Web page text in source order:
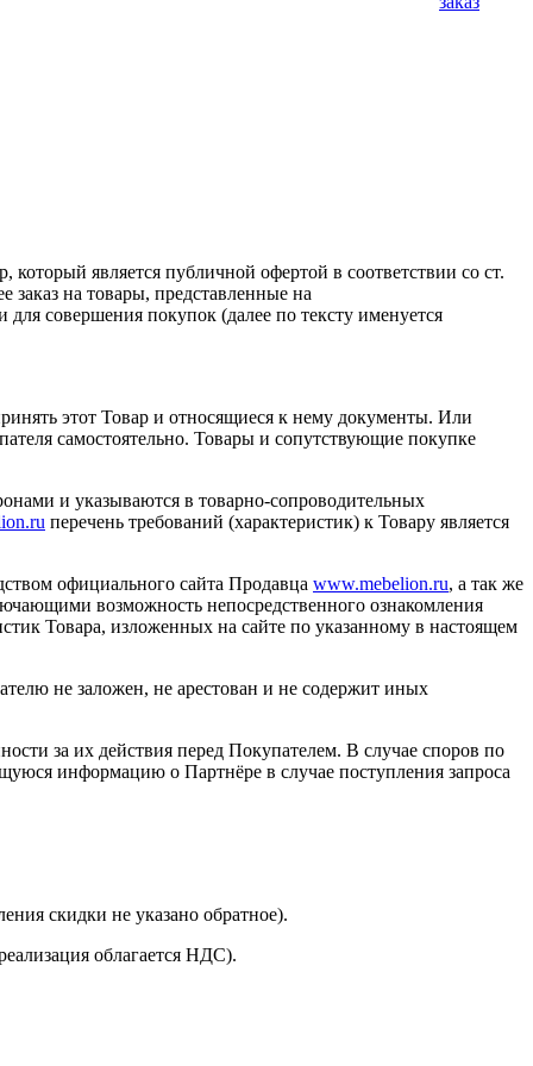
является публичной офертой в соответствии со ст.
на товары, представленные на
совершения покупок (далее по тексту именуется
этот Товар и относящиеся к нему документы. Или
самостоятельно. Товары и сопутствующие покупке
и указываются в товарно-сопроводительных
перечень требований (характеристик) к Товару является
официального сайта Продавца www.mebelion.ru, а так же
возможность непосредственного ознакомления
Товара, изложенных на сайте по указанному в настоящем
не заложен, не арестован и не содержит иных
за их действия перед Покупателем. В случае споров по
информацию о Партнёре в случае поступления запроса
скидки не указано обратное).
облагается НДС).